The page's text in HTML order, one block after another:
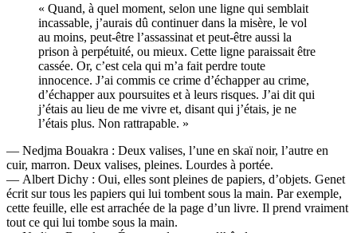
« Quand, à quel moment, selon une ligne qui semblait
incassable, j’aurais dû continuer dans la misère, le vol
au moins, peut-être l’assassinat et peut-être aussi la
prison à perpétuité, ou mieux. Cette ligne paraissait être
cassée. Or, c’est cela qui m’a fait perdre toute
innocence. J’ai commis ce crime d’échapper au crime,
d’échapper aux poursuites et à leurs risques. J’ai dit qui
j’étais au lieu de me vivre et, disant qui j’étais, je ne
l’étais plus. Non rattrapable. »
— Nedjma Bouakra : Deux valises, l’une en skaï noir, l’autre en
cuir, marron. Deux valises, pleines. Lourdes à portée.
— Albert Dichy : Oui, elles sont pleines de papiers, d’objets. Genet
écrit sur tous les papiers qui lui tombent sous la main. Par exemple,
cette feuille, elle est arrachée de la page d’un livre. Il prend vraiment
tout ce qui lui tombe sous la main.